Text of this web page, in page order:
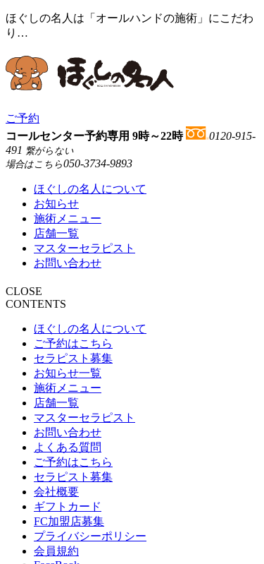
ほぐしの名人は「オールハンドの施術」にこだわ
り…
ご予約
コールセンター予約専用 9時～22時
0120-915-
491 繋がらない
場合はこちら050-3734-9893
ほぐしの名人について
お知らせ
施術メニュー
店舗一覧
マスターセラピスト
お問い合わせ
CLOSE
CONTENTS
ほぐしの名人について
ご予約はこちら
セラピスト募集
お知らせ一覧
施術メニュー
店舗一覧
マスターセラピスト
お問い合わせ
よくある質問
ご予約はこちら
セラピスト募集
会社概要
ギフトカード
FC加盟店募集
プライバシーポリシー
会員規約